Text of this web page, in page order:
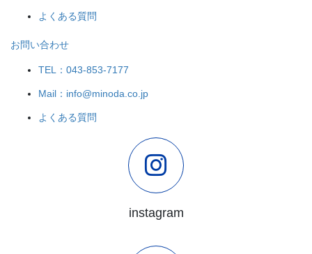
よくある質問
お問い合わせ
TEL：043-853-7177
Mail：info@minoda.co.jp
よくある質問
instagram